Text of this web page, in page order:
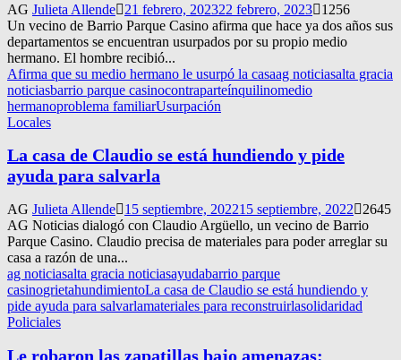
AG Julieta Allende 21 febrero, 202322 febrero, 2023
1256
Un vecino de Barrio Parque Casino afirma que hace ya dos años sus
departamentos se encuentran usurpados por su propio medio
hermano. El hombre recibió...
Afirma que su medio hermano le usurpó la casaag noticiasalta gracia
noticiasbarrio parque casinocontraparteínquilinomedio
hermanoproblema familiarUsurpación
Locales
La casa de Claudio se está hundiendo y pide
ayuda para salvarla
AG Julieta Allende 15 septiembre, 202215 septiembre, 2022
2645
AG Noticias dialogó con Claudio Argüello, un vecino de Barrio
Parque Casino. Claudio precisa de materiales para poder arreglar su
casa a razón de una...
ag noticiasalta gracia noticiasayudabarrio parque
casinogrietahundimientoLa casa de Claudio se está hundiendo y
pide ayuda para salvarlamateriales para reconstruirlasolidaridad
Policiales
Le robaron las zapatillas bajo amenazas: